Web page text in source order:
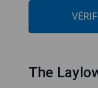
The